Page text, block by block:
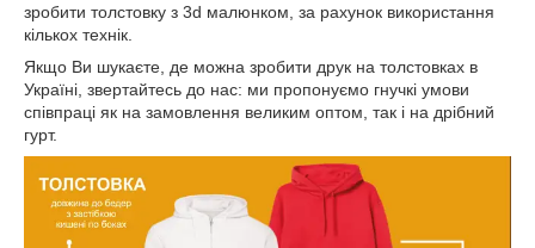
зробити толстовку з 3d малюнком, за рахунок використання
кількох технік.
Якщо Ви шукаєте, де можна зробити друк на толстовках в
Україні, звертайтесь до нас: ми пропонуємо гнучкі умови
співпраці як на замовлення великим оптом, так і на дрібний
гурт.